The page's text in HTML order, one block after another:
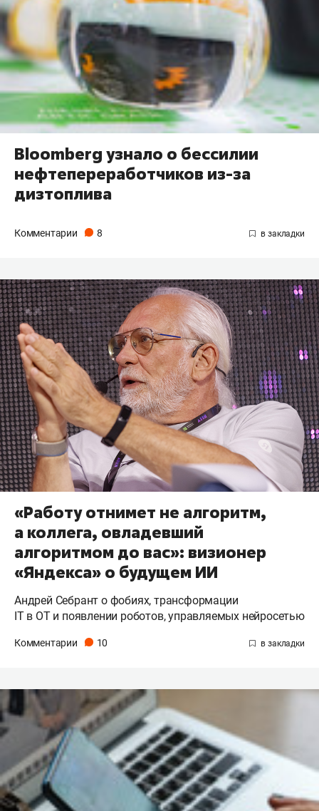
Bloomberg узнало о бессилии
нефтепереработчиков из-за
дизтоплива
Комментарии 8
«Работу отнимет не алгоритм,
а коллега, овладевший
алгоритмом до вас»: визионер
«Яндекса» о будущем ИИ
Андрей Себрант о фобиях, трансформации
IT в OT и появлении роботов, управляемых нейросетью
Комментарии 10